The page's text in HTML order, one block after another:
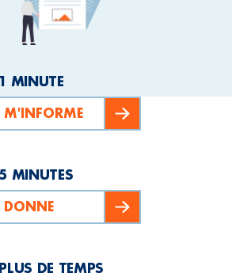
MINUTE
M'INFORME
MINUTES
DONNE
DE TEMPS